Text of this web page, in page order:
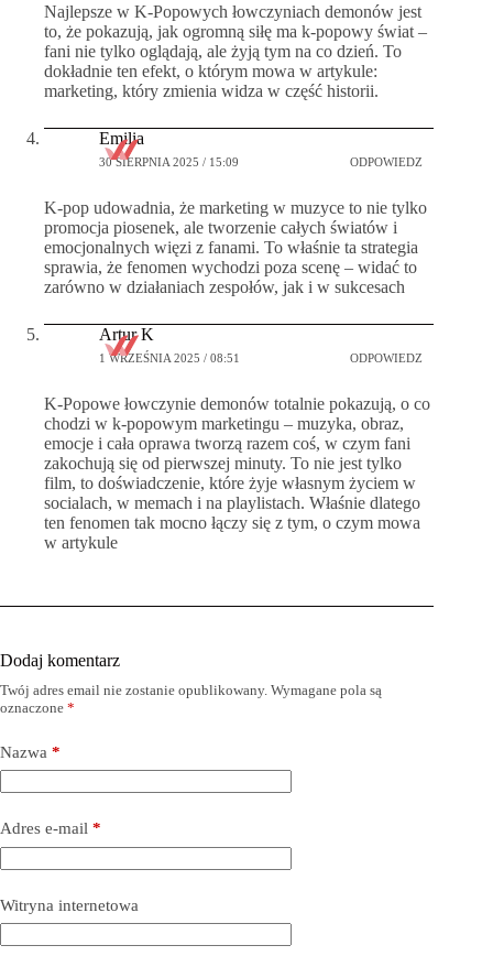
Najlepsze w K-Popowych łowczyniach demonów jest
to, że pokazują, jak ogromną siłę ma k-popowy świat –
fani nie tylko oglądają, ale żyją tym na co dzień. To
dokładnie ten efekt, o którym mowa w artykule:
marketing, który zmienia widza w część historii.
Emilia
30 SIERPNIA 2025 / 15:09 ODPOWIEDZ
K-pop udowadnia, że marketing w muzyce to nie tylko
promocja piosenek, ale tworzenie całych światów i
emocjonalnych więzi z fanami. To właśnie ta strategia
sprawia, że fenomen wychodzi poza scenę – widać to
zarówno w działaniach zespołów, jak i w sukcesach
Artur K
1 WRZEŚNIA 2025 / 08:51 ODPOWIEDZ
K-Popowe łowczynie demonów totalnie pokazują, o co
chodzi w k-popowym marketingu – muzyka, obraz,
emocje i cała oprawa tworzą razem coś, w czym fani
zakochują się od pierwszej minuty. To nie jest tylko
film, to doświadczenie, które żyje własnym życiem w
socialach, w memach i na playlistach. Właśnie dlatego
ten fenomen tak mocno łączy się z tym, o czym mowa
w artykule
Dodaj komentarz
Twój adres email nie zostanie opublikowany. Wymagane pola są
oznaczone *
Nazwa *
Adres e-mail *
Witryna internetowa